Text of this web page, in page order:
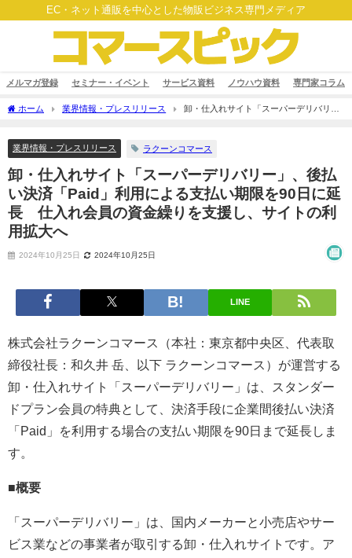
EC・ネット通販を中心とした物販ビジネス専門メディア
メルマガ登録 セミナー・イベント サービス資料 ノウハウ資料 専門家コラム
ホーム 業界情報・プレスリリース
卸・仕入れサイト「スーパーデリバリ
業界情報・プレスリリース
ラクーンコマース
卸・仕入れサイト「スーパーデリバリー」、後払
い決済「Paid」利用による支払い期限を90日に延
長 仕入れ会員の資金繰りを支援し、サイトの利
用拡大へ
2024年10月25日 2024年10月25日
LINE
株式会社ラクーンコマース（本社：東京都中央区、代表取
締役社長：和久井 岳、以下 ラクーンコマース）が運営する
卸・仕入れサイト「スーパーデリバリー」は、スタンダー
ドプラン会員の特典として、決済手段に企業間後払い決済
「Paid」を利用する場合の支払い期限を90日まで延長しま
す。
■概要
「スーパーデリバリー」は、国内メーカーと小売店やサー
ビス業などの事業者が取引する卸・仕入れサイトです。ア